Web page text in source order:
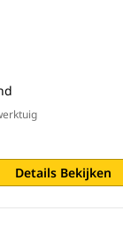
Details Bekijken